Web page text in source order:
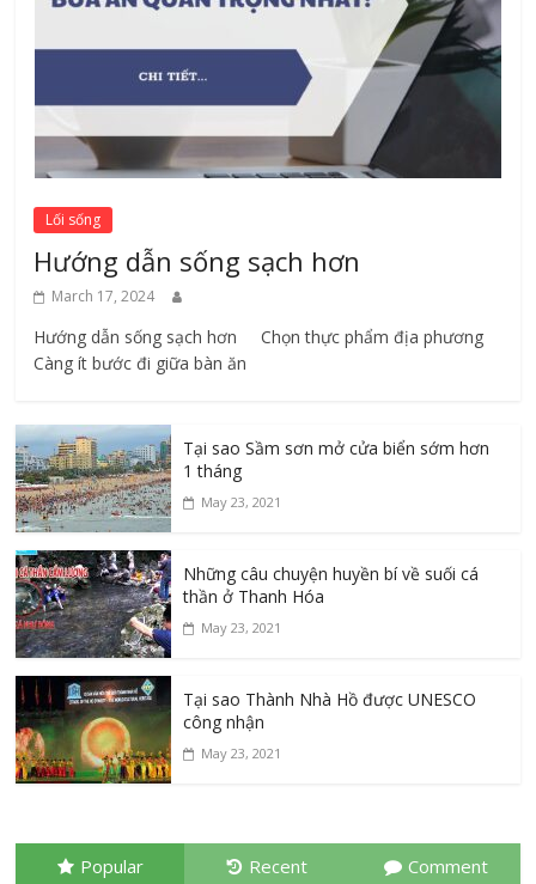
Lối sống
Hướng dẫn sống sạch hơn
March 17, 2024
Hướng dẫn sống sạch hơn Chọn thực phẩm địa phương ​
Càng ít bước đi giữa bàn ăn
Tại sao Sầm sơn mở cửa biển sớm hơn
1 tháng
May 23, 2021
Những câu chuyện huyền bí về suối cá
thần ở Thanh Hóa
May 23, 2021
Tại sao Thành Nhà Hồ được UNESCO
công nhận
May 23, 2021
Popular Recent Comment